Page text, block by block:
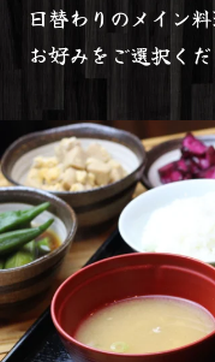
日替わりのメイン
お好みをご選択くだ